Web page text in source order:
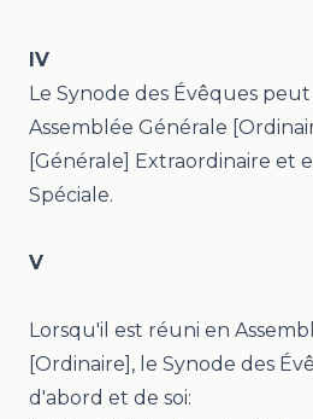
IV
Le Synode des Évêques
Assemblée Générale
[Générale] Extraordinaire et
Spéciale.
V
Lorsqu'il est réuni en
[Ordinaire], le Synode des
d'abord et de soi: